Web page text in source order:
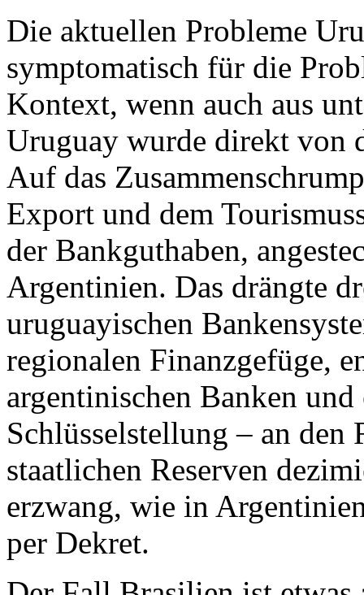
Die aktuellen Probleme
symptomatisch für die
Kontext, wenn auch aus
Uruguay wurde direkt von
Auf das
Export und dem
der Bankguthaben,
Argentinien. Das drängte
uruguayischen
regionalen Finanzgefüge,
argentinischen Banken
Schlüsselstellung – an den
staatlichen Reserven
erzwang, wie in
per Dekret.